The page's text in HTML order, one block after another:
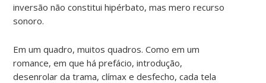
inversão não constitui hipérbato, mas mero recurso
sonoro.
Em um quadro, muitos quadros. Como em um
romance, em que há prefácio, introdução,
desenrolar da trama, clímax e desfecho, cada tela